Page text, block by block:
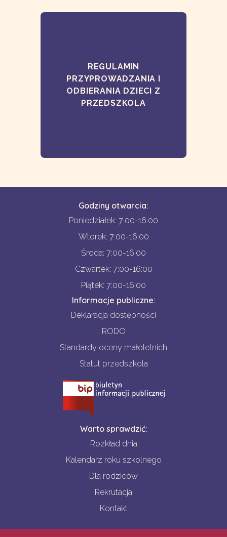
REGULAMIN
PRZYPROWADZANIA I
ODBIERANIA DZIECI Z
PRZEDSZKOLA
Godziny otwarcia:
Poniedziałek: 7:00-16:00
Wtorek: 7:00-16:00
Środa: 7:00-16:00
Czwartek: 7:00-16:00
Piątek: 7:00-16:00
Informacje publiczne:
Deklaracja dostępności
RODO
Standardy oceny małoletnich
Statut przedszkola
Warto sprawdzić:
Rozkład dnia
Kalendarz roku szkolnego
Dla rodziców
Rekrutacja
Kontakt